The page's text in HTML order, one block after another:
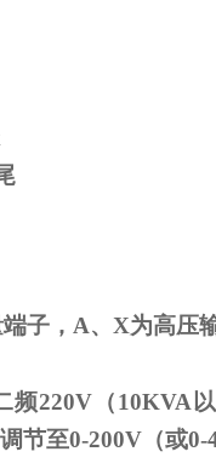
子， A、 X为高压
频220V （10KVA
节至0-200V （或0-